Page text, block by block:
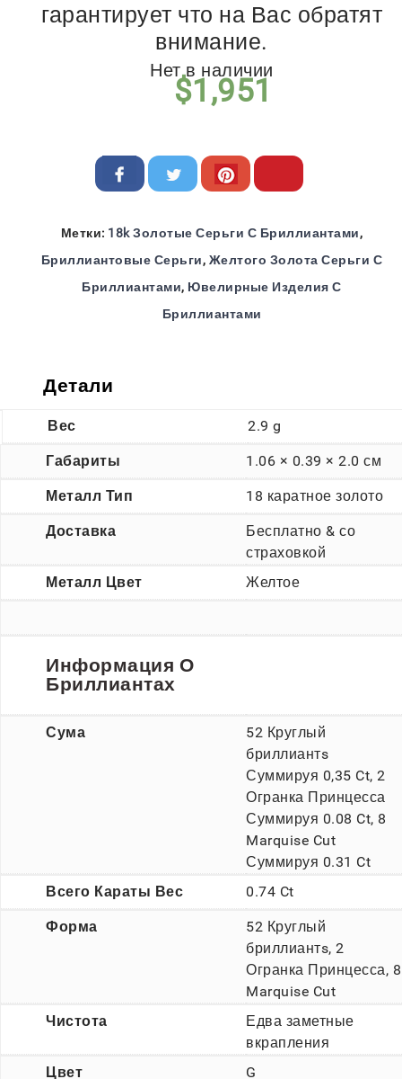
гарантирует что на Вас обратят
внимание.
$1,951
Нет в наличии
Метки: 18k Золотые Серьги С Бриллиантами,
Бриллиантовые Серьги, Желтого Золота Серьги С
Бриллиантами, Ювелирные Изделия С
Бриллиантами
Детали
Вес 2.9 g
Габариты 1.06 × 0.39 × 2.0 см
Металл Тип 18 каратное золото
Доставка
Бесплатно & со
страховкой
Металл Цвет
Желтое
Информация О
Бриллиантах
Сума
52 Круглый
бриллиантs
Суммируя 0,35 Ct, 2
Огранка Принцесса
Суммируя 0.08 Ct, 8
Marquise Cut
Суммируя 0.31 Ct
Всего Караты Вес
0.74 Ct
Форма
52 Круглый
бриллиантs, 2
Огранка Принцесса, 8
Marquise Cut
Чистота
Едва заметные
вкрапления
Цвет
G